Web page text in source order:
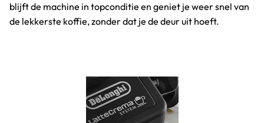
blijft de machine in topconditie en geniet je weer snel van
de lekkerste koffie, zonder dat je de deur uit hoeft.